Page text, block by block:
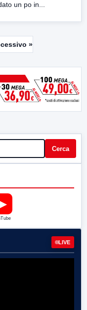
un po in...
»
Cerca
LIVE